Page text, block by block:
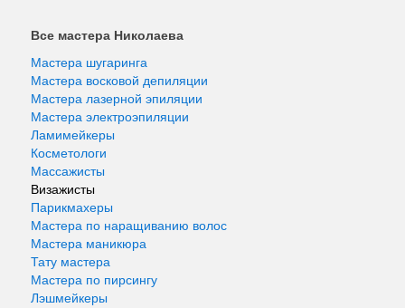
Все мастера Николаева
Мастера шугаринга
Мастера восковой депиляции
Мастера лазерной эпиляции
Мастера электроэпиляции
Ламимейкеры
Косметологи
Массажисты
Визажисты
Парикмахеры
Мастера по наращиванию волос
Мастера маникюра
Тату мастера
Мастера по пирсингу
Лэшмейкеры